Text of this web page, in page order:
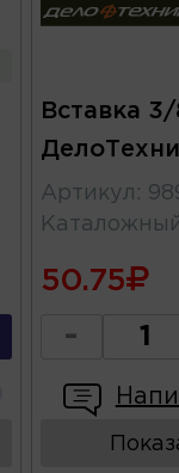
Вставка
Артикул :
50.75
-